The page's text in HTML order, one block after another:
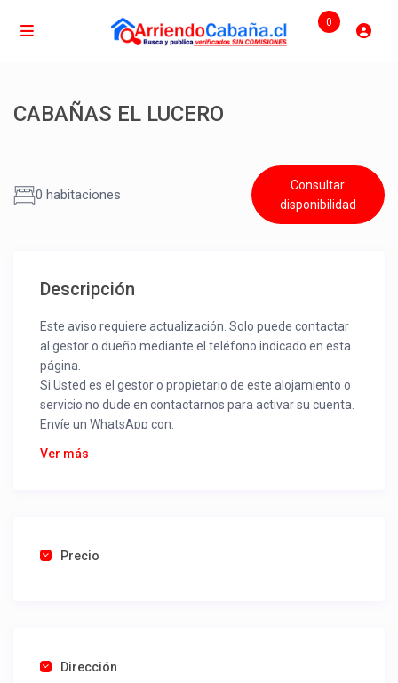
0
CABAÑAS EL LUCERO
0 habitaciones
Consultar
disponibilidad
Descripción
Este aviso requiere actualización. Solo puede contactar
al gestor o dueño mediante el teléfono indicado en esta
página.
Si Usted es el gestor o propietario de este alojamiento o
servicio no dude en contactarnos para activar su cuenta.
Envíe un WhatsApp con:
Nombre alojamiento o servicio
Una foto de cuenta de luz o agua o gas que acredite
como un profesional sin COMISIONES ni ESTAFAS.
Ver más
Precio
Dirección